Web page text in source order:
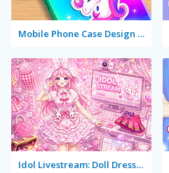
Mobile Phone Case Design & DIY
Idol Livestream: Doll Dress Up